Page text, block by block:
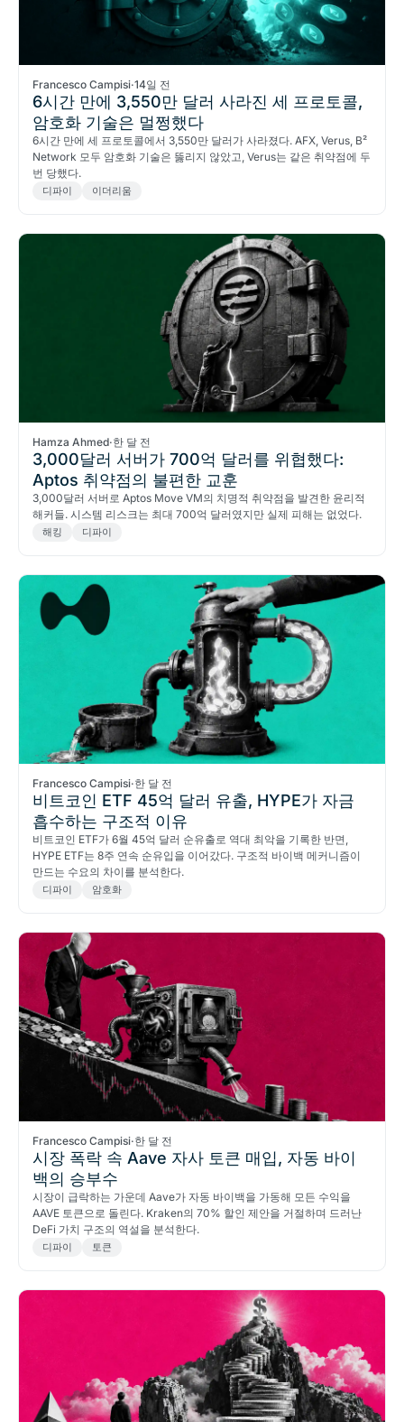
Francesco Campisi·14일 전
6시간 만에 3,550만 달러 사라진 세 프로토콜,
암호화 기술은 멀쩡했다
6시간 만에 세 프로토콜에서 3,550만 달러가 사라졌다. AFX, Verus, B²
Network 모두 암호화 기술은 뚫리지 않았고, Verus는 같은 취약점에 두
번 당했다.
디파이 이더리움
Hamza Ahmed·한 달 전
3,000달러 서버가 700억 달러를 위협했다:
Aptos 취약점의 불편한 교훈
3,000달러 서버로 Aptos Move VM의 치명적 취약점을 발견한 윤리적
해커들. 시스템 리스크는 최대 700억 달러였지만 실제 피해는 없었다.
해킹 디파이
Francesco Campisi·한 달 전
비트코인 ETF 45억 달러 유출, HYPE가 자금
흡수하는 구조적 이유
비트코인 ETF가 6월 45억 달러 순유출로 역대 최악을 기록한 반면,
HYPE ETF는 8주 연속 순유입을 이어갔다. 구조적 바이백 메커니즘이
만드는 수요의 차이를 분석한다.
디파이 암호화
Francesco Campisi·한 달 전
시장 폭락 속 Aave 자사 토큰 매입, 자동 바이
백의 승부수
시장이 급락하는 가운데 Aave가 자동 바이백을 가동해 모든 수익을
AAVE 토큰으로 돌린다. Kraken의 70% 할인 제안을 거절하며 드러난
DeFi 가치 구조의 역설을 분석한다.
디파이 토큰